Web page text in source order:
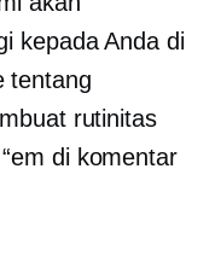
kepada Anda di
tentang
rutinitas
di komentar